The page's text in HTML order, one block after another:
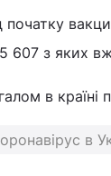
початку
607 з яких
в
в